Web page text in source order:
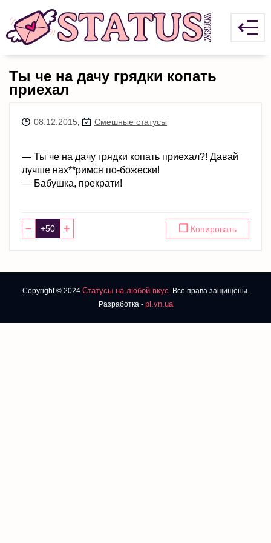
Ты че на дачу грядки копать
приехал
08.12.2015 Смешные статусы
— Ты че на дачу грядки копать приехал?! Давай
лучше нах**римся по-божески!
— Бабушка, прекрати!
− + ❐ Копировать
Copyright © 2024 Статусы на любой вкус. Все права защищены.
Разработка - pl.vn.ua